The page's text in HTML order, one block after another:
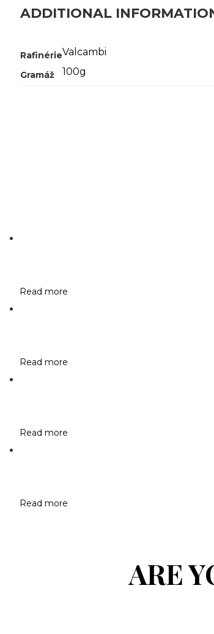
ADDITIONAL
RafinérieValcambi
Gramáž 100g
Read more
Read more
Read more
Read more
ARE